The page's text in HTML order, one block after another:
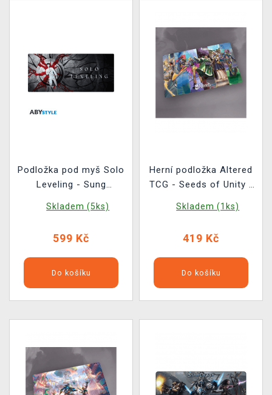
Podložka pod myš Solo
Leveling - Sung
Skladem (5ks)
599 Kč
Do košíku
Herní podložka Altered
TCG - Seeds of Unity -
Skladem (1ks)
419 Kč
Do košíku